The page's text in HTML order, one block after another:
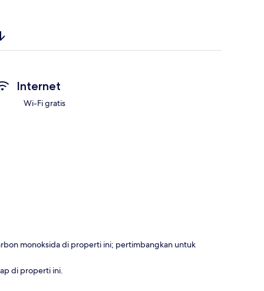
Internet
Wi-Fi gratis
monoksida di properti ini; pertimbangkan untuk
di properti ini.